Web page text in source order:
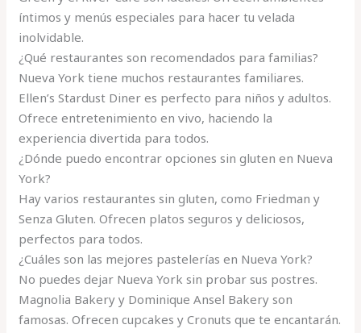
íntimos y menús especiales para hacer tu velada
inolvidable.
¿Qué restaurantes son recomendados para familias?
Nueva York tiene muchos restaurantes familiares.
Ellen’s Stardust Diner es perfecto para niños y adultos.
Ofrece entretenimiento en vivo, haciendo la
experiencia divertida para todos.
¿Dónde puedo encontrar opciones sin gluten en Nueva
York?
Hay varios restaurantes sin gluten, como Friedman y
Senza Gluten. Ofrecen platos seguros y deliciosos,
perfectos para todos.
¿Cuáles son las mejores pastelerías en Nueva York?
No puedes dejar Nueva York sin probar sus postres.
Magnolia Bakery y Dominique Ansel Bakery son
famosas. Ofrecen cupcakes y Cronuts que te encantarán.